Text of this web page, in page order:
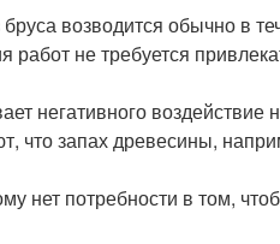
возводится обычно в
не требуется
негативного воздействие
что запах древесины,
нет потребности в том,